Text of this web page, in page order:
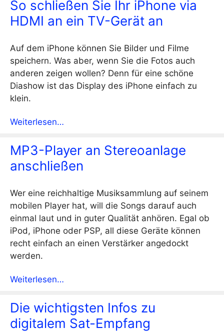
So schließen Sie Ihr iPhone via
HDMI an ein TV-Gerät an
Auf dem iPhone können Sie Bilder und Filme
speichern. Was aber, wenn Sie die Fotos auch
anderen zeigen wollen? Denn für eine schöne
Diashow ist das Display des iPhone einfach zu
klein.
Weiterlesen…
MP3-Player an Stereoanlage
anschließen
Wer eine reichhaltige Musiksammlung auf seinem
mobilen Player hat, will die Songs darauf auch
einmal laut und in guter Qualität anhören. Egal ob
iPod, iPhone oder PSP, all diese Geräte können
recht einfach an einen Verstärker angedockt
werden.
Weiterlesen…
Die wichtigsten Infos zu
digitalem Sat-Empfang